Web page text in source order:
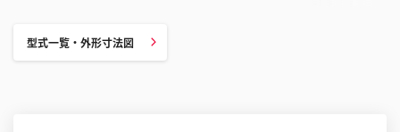
型式一覧・外形寸法図